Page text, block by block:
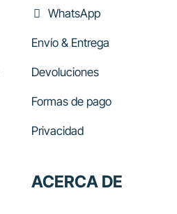
WhatsApp
Envío & Entrega
Devoluciones
Formas de pago
Privacidad
ACERCA DE